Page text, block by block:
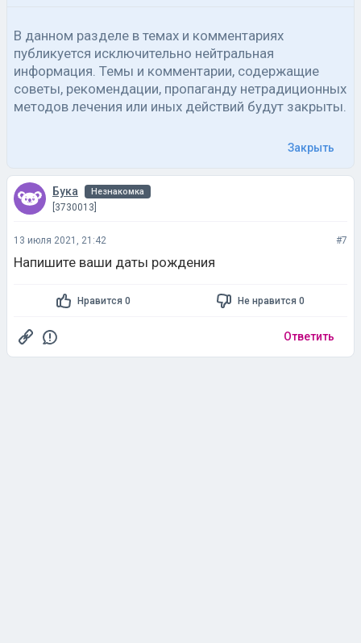
В данном разделе в темах и комментариях
публикуется исключительно нейтральная
информация. Темы и комментарии, содержащие
советы, рекомендации, пропаганду нетрадиционных
методов лечения или иных действий будут закрыты.
Закрыть
Бука Незнакомка
[3730013]
13 июля 2021, 21:42 #7
Напишите ваши даты рождения
Нравится 0 Не нравится 0
Ответить